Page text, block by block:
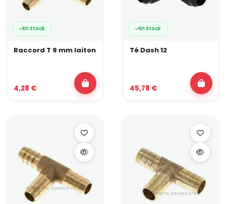
En Stock
Raccord T 9 mm laiton
4,28 €
En Stock
Té Dash 12
45,78 €